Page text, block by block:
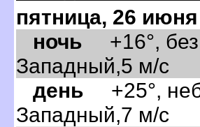
пятница, 26 июня
ночь +16°, без
Западный,5 м/с
день +25°,
Западный,7 м/с